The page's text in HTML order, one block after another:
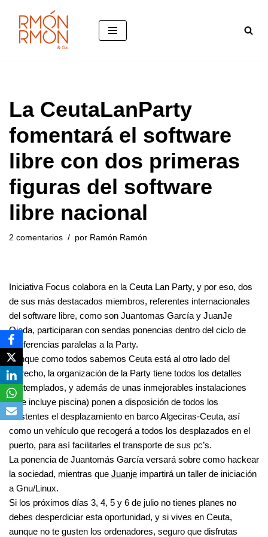
Saltar
La CeutaLanParty
fomentará el software
libre con dos primeras
figuras del software
libre nacional
2 comentarios por Ramón Ramón
Iniciativa Focus colabora en la Ceuta Lan Party, y por eso, dos
de sus más destacados miembros, referentes internacionales
del software libre, como son Juantomas García y JuanJe
Ojeda, participaran con sendas ponencias dentro del ciclo de
conferencias paralelas a la Party.
Aunque como todos sabemos Ceuta está al otro lado del
estrecho, la organización de la Party tiene todos los detalles
contemplados, y además de unas inmejorables instalaciones
(que incluye piscina) ponen a disposición de todos los
asistentes el desplazamiento en barco Algeciras-Ceuta, así
como un vehículo que recogerá a todos los desplazados en el
puerto, para así facilitarles el transporte de sus pc’s.
La ponencia de Juantomás García versará sobre como hackear
la sociedad, mientras que Juanje impartirá un taller de iniciación
a Gnu/Linux.
Si los próximos días 3, 4, 5 y 6 de julio no tienes planes no
debes desperdiciar esta oportunidad, y si vives en Ceuta,
aunque no te gusten los ordenadores, seguro que disfrutas